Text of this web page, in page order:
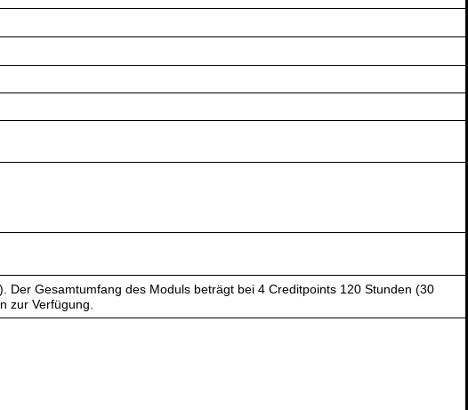
Gesamtumfang des Moduls beträgt bei 4 Creditpoints 120 Stunden (30
zur Verfügung.